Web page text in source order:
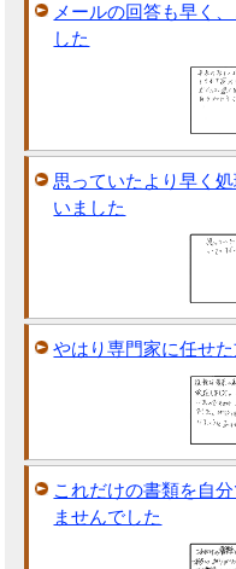
メールの回答も早く
した
思っていたより早く
いました
やはり専門家に任せ
これだけの書類を自
ませんでした